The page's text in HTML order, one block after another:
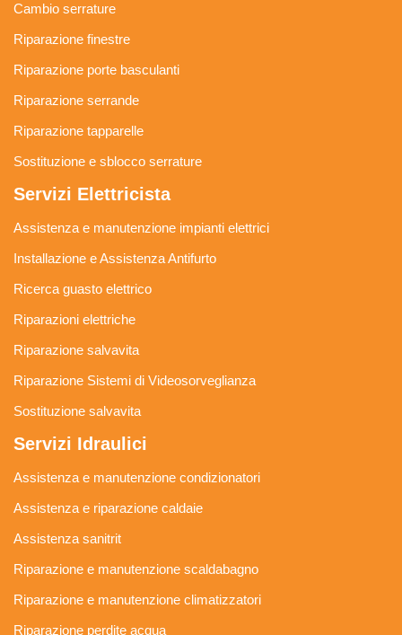
Cambio serrature
Riparazione finestre
Riparazione porte basculanti
Riparazione serrande
Riparazione tapparelle
Sostituzione e sblocco serrature
Servizi Elettricista
Assistenza e manutenzione impianti elettrici
Installazione e Assistenza Antifurto
Ricerca guasto elettrico
Riparazioni elettriche
Riparazione salvavita
Riparazione Sistemi di Videosorveglianza
Sostituzione salvavita
Servizi Idraulici
Assistenza e manutenzione condizionatori
Assistenza e riparazione caldaie
Assistenza sanitrit
Riparazione e manutenzione scaldabagno
Riparazione e manutenzione climatizzatori
Riparazione perdite acqua